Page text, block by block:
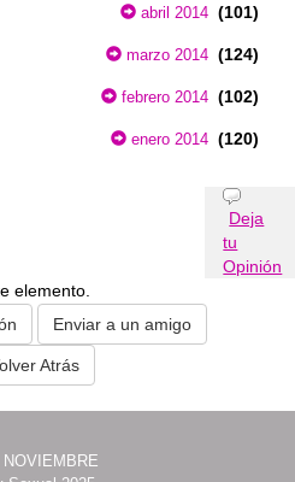
abril 2014 (101)
marzo 2014 (124)
febrero 2014 (102)
enero 2014 (120)
Deja
tu
Opinión
elemento.
Enviar a un amigo
Atrás